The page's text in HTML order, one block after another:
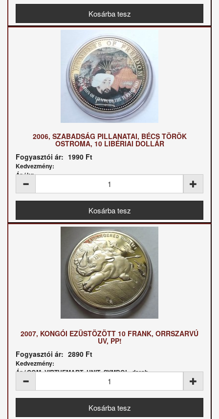
2006, SZABADSÁG PILLANATAI, BÉCS TÖRÖK
OSTROMA, 10 LIBÉRIAI DOLLÁR
Fogyasztói ár: 1990 Ft
Kedvezmény:
Ár / kg:
2007, KONGÓI EZÜSTÖZÖTT 10 FRANK, ORRSZARVÚ
UV, PP!
Fogyasztói ár: 2890 Ft
Kedvezmény:
Ár / COM_VIRTUEMART_UNIT_SYMBOL_darab: